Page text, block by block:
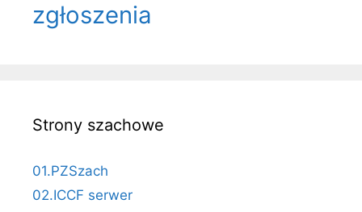
zgłoszenia
Strony szachowe
01.PZSzach
02.ICCF serwer